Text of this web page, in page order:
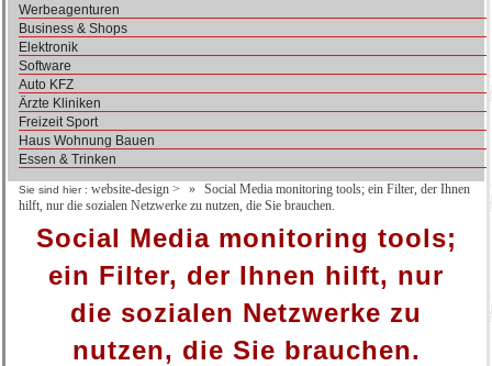
Werbeagenturen
Business & Shops
Elektronik
Software
Auto KFZ
Ärzte Kliniken
Freizeit Sport
Haus Wohnung Bauen
Essen & Trinken
Sie sind hier : website-design >
Social Media monitoring tools; ein Filter, der Ihnen
hilft, nur die sozialen Netzwerke zu nutzen, die Sie brauchen.
Social Media monitoring tools;
ein Filter, der Ihnen hilft, nur
die sozialen Netzwerke zu
nutzen, die Sie brauchen.